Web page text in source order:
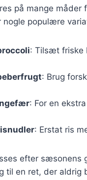
på mange
populære
: Tilsæt friske
: Brug
: For en
: Erstat ris
efter sæsonens
til en ret, der aldrig